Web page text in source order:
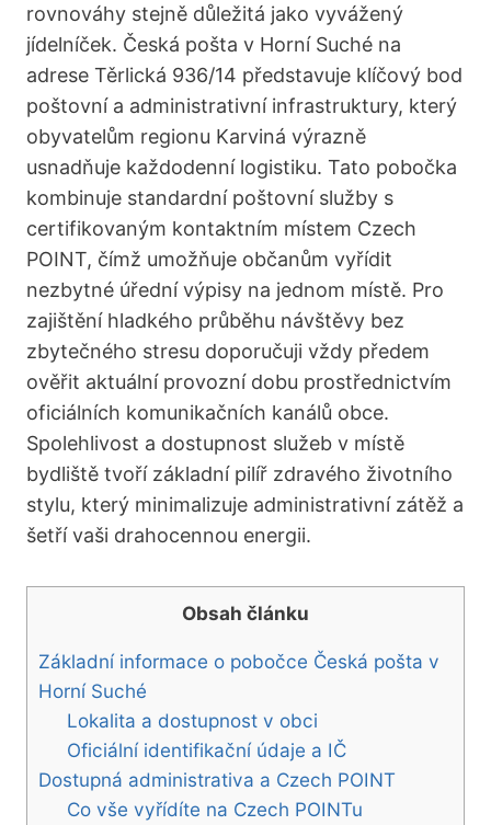
rovnováhy stejně důležitá jako vyvážený
jídelníček. Česká pošta v Horní Suché na
adrese Těrlická 936/14 představuje klíčový bod
poštovní a administrativní infrastruktury, který
obyvatelům regionu Karviná výrazně
usnadňuje každodenní logistiku. Tato pobočka
kombinuje standardní poštovní služby s
certifikovaným kontaktním místem Czech
POINT, čímž umožňuje občanům vyřídit
nezbytné úřední výpisy na jednom místě. Pro
zajištění hladkého průběhu návštěvy bez
zbytečného stresu doporučuji vždy předem
ověřit aktuální provozní dobu prostřednictvím
oficiálních komunikačních kanálů obce.
Spolehlivost a dostupnost služeb v místě
bydliště tvoří základní pilíř zdravého životního
stylu, který minimalizuje administrativní zátěž a
šetří vaši drahocennou energii.
Obsah článku
Základní informace o pobočce Česká pošta v
Horní Suché
Lokalita a dostupnost v obci
Oficiální identifikační údaje a IČ
Dostupná administrativa a Czech POINT
Co vše vyřídíte na Czech POINTu